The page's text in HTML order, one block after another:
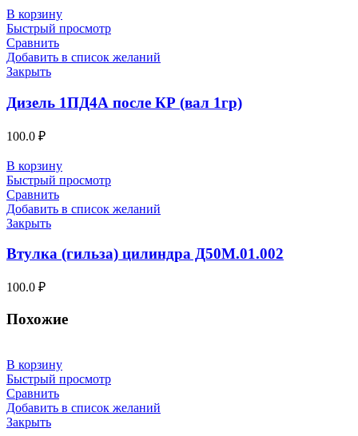
В корзину
Быстрый просмотр
Сравнить
Добавить в список желаний
Закрыть
Дизель 1ПД4А после КР (вал 1гр)
100.0 ₽
В корзину
Быстрый просмотр
Сравнить
Добавить в список желаний
Закрыть
Втулка (гильза) цилиндра Д50М.01.002
100.0 ₽
Похожие
В корзину
Быстрый просмотр
Сравнить
Добавить в список желаний
Закрыть